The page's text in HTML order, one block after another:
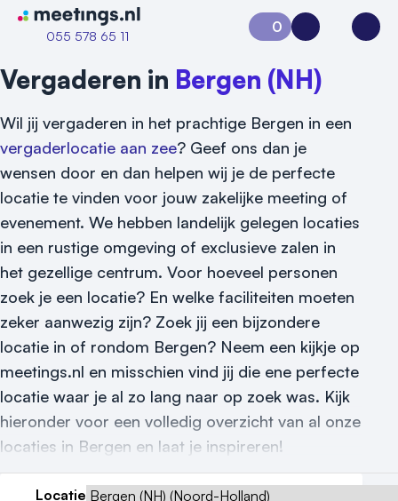
Naar home van Meetings
055 578 65 11
Vraag locatie aan
0
Aanvraag 0Inloggen
Vergaderen in Bergen (NH)
Wil jij vergaderen in het prachtige Bergen in een
vergaderlocatie aan zee? Geef ons dan je
wensen door en dan helpen wij je de perfecte
locatie te vinden voor jouw zakelijke meeting of
evenement. We hebben landelijk gelegen locaties
in een rustige omgeving of exclusieve zalen in
het gezellige centrum. Voor hoeveel personen
zoek je een locatie? En welke faciliteiten moeten
zeker aanwezig zijn? Zoek jij een bijzondere
locatie in of rondom Bergen? Neem een kijkje op
meetings.nl en misschien vind jij die ene perfecte
locatie waar je al zo lang naar op zoek was. Kijk
hieronder voor een volledig overzicht van al onze
locaties in Bergen en laat je inspireren!
Locatie